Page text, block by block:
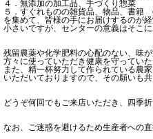
４．無添加の加工品、手づくり惣菜
５．すぐれものの雑貨品、物品、書籍
を集めて、皆様の手にお届けするのが
小さいですが、センターの意義はそこに
残留農薬や化学肥料の心配のない、味
方々に使っていただき健康を守ってい
また、精一杯努力して作られている農
いただいておりますので、その願いも
どうぞ何回でもご来店いただき、四季
なお、ご迷惑を避けるため生産者への